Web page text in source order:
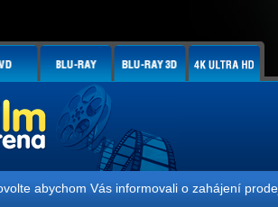
abychom Vás informovali o zahájení